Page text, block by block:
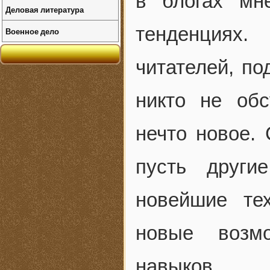
читателей,
никто не
нечто новое.
пусть
новейшие
новые
Деловая литература
Военное дело